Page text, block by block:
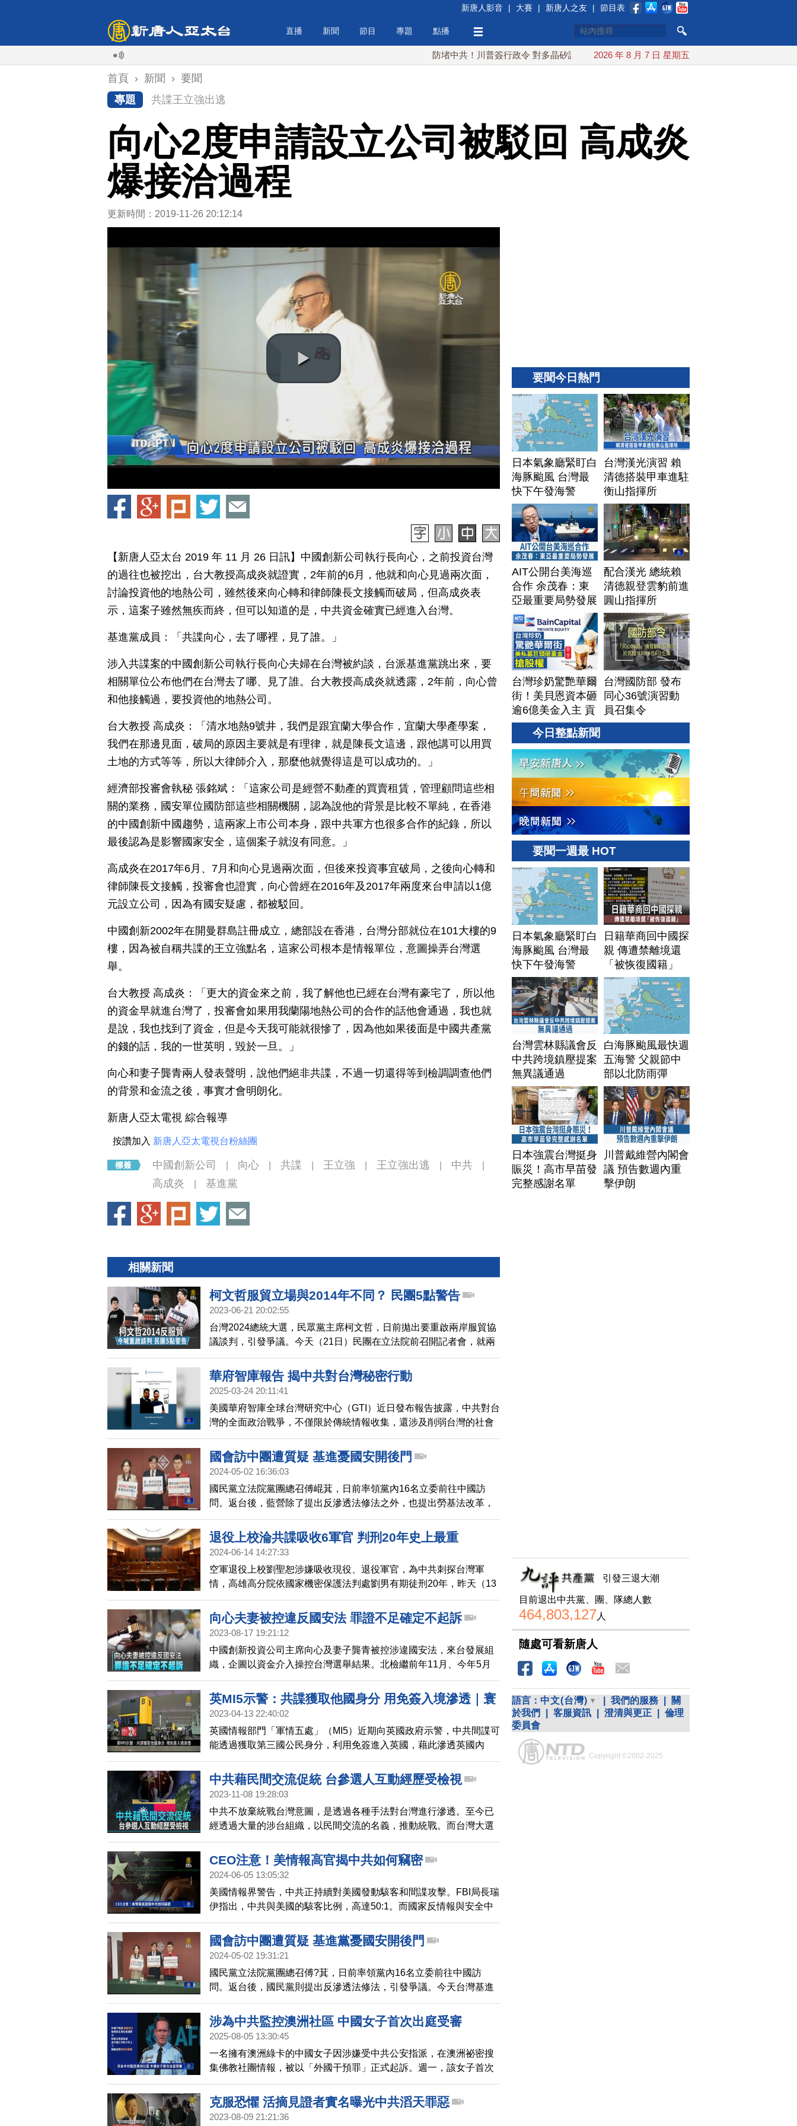
新唐人影音 | 大賽 | 新唐人之友 | 節目表
直播 新聞 節目 專題 點播
防堵中共！川普簽行政令 對多晶矽課15%關稅 日本氣象廳緊盯白海豚颱風 台灣最快下午發海警
2026 年 8 月 7 日 星期五
首頁 › 新聞 › 要聞
專題
共諜王立強出逃
向心2度申請設立公司被駁回 高成炎
爆接洽過程
更新時間：2019-11-26 20:12:14
【新唐人亞太台 2019 年 11 月 26 日訊】中國創新公司執行長向心，之前投資台灣
的過往也被挖出，台大教授高成炎就證實，2年前的6月，他就和向心見過兩次面，
討論投資他的地熱公司，雖然後來向心轉和律師陳長文接觸而破局，但高成炎表
示，這案子雖然無疾而終，但可以知道的是，中共資金確實已經進入台灣。
基進黨成員：「共諜向心，去了哪裡，見了誰。」
涉入共諜案的中國創新公司執行長向心夫婦在台灣被約談，台派基進黨跳出來，要
相關單位公布他們在台灣去了哪、見了誰。台大教授高成炎就透露，2年前，向心曾
和他接觸過，要投資他的地熱公司。
台大教授 高成炎：「清水地熱9號井，我們是跟宜蘭大學合作，宜蘭大學產學案，
我們在那邊見面，破局的原因主要就是有理律，就是陳長文這邊，跟他講可以用買
土地的方式等等，所以大律師介入，那麼他就覺得這是可以成功的。」
經濟部投審會執秘 張銘斌：「這家公司是經營不動產的買賣租賃，管理顧問這些相
關的業務，國安單位國防部這些相關機關，認為說他的背景是比較不單純，在香港
的中國創新中國趨勢，這兩家上市公司本身，跟中共軍方也很多合作的紀錄，所以
最後認為是影響國家安全，這個案子就沒有同意。」
高成炎在2017年6月、7月和向心見過兩次面，但後來投資事宜破局，之後向心轉和
律師陳長文接觸，投審會也證實，向心曾經在2016年及2017年兩度來台申請以1億
元設立公司，因為有國安疑慮，都被駁回。
中國創新2002年在開曼群島註冊成立，總部設在香港，台灣分部就位在101大樓的9
樓，因為被自稱共諜的王立強點名，這家公司根本是情報單位，意圖操弄台灣選
舉。
台大教授 高成炎：「更大的資金來之前，我了解他也已經在台灣有豪宅了，所以他
的資金早就進台灣了，投審會如果用我蘭陽地熱公司的合作的話他會通過，我也就
是說，我也找到了資金，但是今天我可能就很慘了，因為他如果後面是中國共產黨
的錢的話，我的一世英明，毀於一旦。」
向心和妻子龔青兩人發表聲明，說他們絕非共諜，不過一切還得等到檢調調查他們
的背景和金流之後，事實才會明朗化。
新唐人亞太電視 綜合報導
按讚加入 新唐人亞太電視台粉絲團
中國創新公司 向心 共諜 王立強 王立強出逃 中共
高成炎 基進黨
相關新聞
柯文哲服貿立場與2014年不同？ 民團5點警告
2023-06-21 20:02:55
台灣2024總統大選，民眾黨主席柯文哲，日前拋出要重啟兩岸服貿協
議談判，引發爭議。今天（21日）民團在立法院前召開記者會，就兩
岸服貿協議對台灣的衝擊，提出五點警告；並指出，先前就曾示警，
中共操作經濟脅迫及貿易報復等議題，是為了讓親中政治人物，在這
次總統大選重啟服貿談判。
華府智庫報告 揭中共對台灣秘密行動
2025-03-24 20:11:41
美國華府智庫全球台灣研究中心（GTI）近日發布報告披露，中共對台
灣的全面政治戰爭，不僅限於傳統情報收集，還涉及削弱台灣的社會
凝聚力、制度與抵抗意志。報告示警，中共投入大量財務與人力滲透
台灣社會，台灣政府與社會需要提高警覺，包括實施外國代理人登記
制度，並加強對間諜活動的法律懲罰。
國會訪中團遭質疑 基進憂國安開後門
2024-05-02 16:36:03
國民黨立法院黨團總召傅崐萁，日前率領黨內16名立委前往中國訪
問。返台後，藍營除了提出反滲透法修法之外，也提出勞基法改革，
卻被批評是照抄「中國勞動合同法」。今天（2日）台灣基進召開記者
會，批評這是為台灣的國家安全開後門。
退役上校淪共諜吸收6軍官 判刑20年史上最重
2024-06-14 14:27:33
空軍退役上校劉聖恕涉嫌吸收現役、退役軍官，為中共刺探台灣軍
情，高雄高分院依國家機密保護法判處劉男有期徒刑20年，昨天（13
日）最高法院駁回上訴定讞。
向心夫妻被控違反國安法 罪證不足確定不起訴
2023-08-17 19:21:12
中國創新投資公司主席向心及妻子龔青被控涉違國安法，來台發展組
織，企圖以資金介入操控台灣選舉結果。北檢繼前年11月、今年5月
二度認為罪嫌不足，給予不起訴處分，並依職權送高檢署再議。高檢
署今天（17日）駁回再議，全案不起訴確定。
英MI5示警：共諜獲取他國身分 用免簽入境滲透｜寰
宇掃描
2023-04-13 22:40:02
英國情報部門「軍情五處」（MI5）近期向英國政府示警，中共間諜可
能透過獲取第三國公民身分，利用免簽進入英國，藉此滲透英國內
部，英國內政部也因此針對部份國家研擬新的簽證限制。
中共藉民間交流促統 台參選人互動經歷受檢視
2023-11-08 19:28:03
中共不放棄統戰台灣意圖，是透過各種手法對台灣進行滲透。至今已
經透過大量的涉台組織，以民間交流的名義，推動統戰。而台灣大選
時間越來越近，已有數名政治人物被爆出，過去曾參與這些統戰組織
的交流活動，備受關注。
CEO注意！美情報高官揭中共如何竊密
2024-06-05 13:05:32
美國情報界警告，中共正持續對美國發動駭客和間諜攻擊。FBI局長瑞
伊指出，中共與美國的駭客比例，高達50:1。而國家反情報與安全中
心主任凱西也提醒企業界的CEO們，要慎防共諜竊密。
國會訪中團遭質疑 基進黨憂國安開後門
2024-05-02 19:31:21
國民黨立法院黨團總召傅?萁，日前率領黨內16名立委前往中國訪
問。返台後，國民黨則提出反滲透法修法，引發爭議。今天台灣基進
召開記者會，質疑這是在為台灣的國家安全開後門。
涉為中共監控澳洲社區 中國女子首次出庭受審
2025-08-05 13:30:45
一名擁有澳洲綠卡的中國女子因涉嫌受中共公安指派，在澳洲祕密搜
集佛教社團情報，被以「外國干預罪」正式起訴。週一，該女子首次
在坎培拉出庭受審。
克服恐懼 活摘見證者實名曝光中共滔天罪惡
2023-08-09 21:21:36
要聞今日熱門
日本氣象廳緊盯白
海豚颱風 台灣最
快下午發海警
台灣漢光演習 賴
清德搭裝甲車進駐
衡山指揮所
AIT公開台美海巡
合作 余茂春：東
亞最重要局勢發展
配合漢光 總統賴
清德親登雲豹前進
圓山指揮所
台灣珍奶驚艷華爾
街！美貝恩資本砸
逾6億美金入主 貢
茶拓國際版圖加速
攻美？｜#財經新
聞｜
20260806(四)
台灣國防部 發布
同心36號演習動
員召集令
今日整點新聞
要聞一週最 HOT
日本氣象廳緊盯白
海豚颱風 台灣最
快下午發海警
日籍華商回中國探
親 傳遭禁離境還
「被恢復國籍」
台灣雲林縣議會反
中共跨境鎮壓提案
無異議通過
白海豚颱風最快週
五海警 父親節中
部以北防雨彈
日本強震台灣挺身
賑災！高市早苗發
完整感謝名單
川普戴維營內閣會
議 預告數週內重
擊伊朗
引發三退大潮
目前退出中共黨、團、隊總人數
464,803,127人
隨處可看新唐人
語言： 中文(台灣) 我們的服務
關
於我們
客服資訊 澄清與更正
倫理
委員會
Copyright ©2002-2025